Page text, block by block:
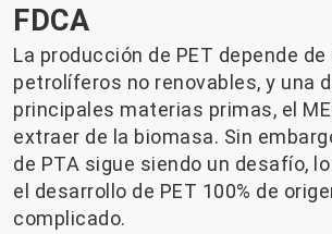
FDCA
La producción de PET depende
petrolíferos no renovables, y una
principales materias primas, el
extraer de la biomasa. Sin
de PTA sigue siendo un desafío,
el desarrollo de PET 100% de
complicado.